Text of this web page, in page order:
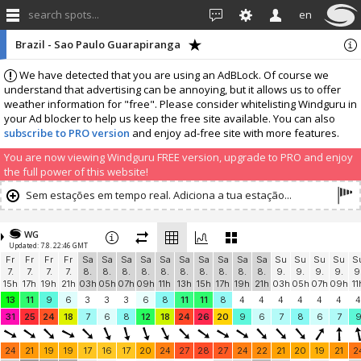
search spots... en
We have detected that you are using an AdBLock. Of course we
understand that advertising can be annoying, but it allows us to offer
weather information for "free". Please consider whitelisting Windguru in
your Ad blocker to help us keep the free site available. You can also
subscribe to PRO version and enjoy ad-free site with more features.
You are now viewing Windguru FREE version, upgrade to PRO and enjoy
the full power of this website!
Brazil - Sao Paulo Guarapiranga
Sem estações em tempo real. Adiciona a tua estação...
WG
Updated: 7.8. 22:46 GMT
Fr
7.
15h
Fr
7.
17h
Fr
7.
19h
Fr
7.
21h
Sa
8.
03h
Sa
8.
05h
Sa
8.
07h
Sa
8.
09h
Sa
8.
11h
Sa
8.
13h
Sa
8.
15h
Sa
8.
17h
Sa
8.
19h
Sa
8.
21h
Su
9.
03h
Su
9.
05h
Su
9.
07h
Su
9.
09h
13
11 9 6 3 3 3 6 8 11 11 8 4 4 4 4 4 4
4
31
25 24 18 7 6 8 12 18 24 26 20 9 6 7 8 6 7 9
24 21 19 19 17 16 17 20 24 27 28 27 24 22 21 20 19 21